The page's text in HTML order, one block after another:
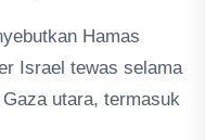
Hamas
Israel tewas selama
utara, termasuk